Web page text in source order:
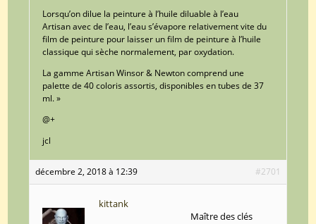
Lorsqu’on dilue la peinture à l’huile diluable à l’eau
Artisan avec de l’eau, l’eau s’évapore relativement vite du
film de peinture pour laisser un film de peinture à l’huile
classique qui sèche normalement, par oxydation.
La gamme Artisan Winsor & Newton comprend une
palette de 40 coloris assortis, disponibles en tubes de 37
ml. »
@+
jcl
décembre 2, 2018 à 12:39 #2701
kittank
Maître des clés